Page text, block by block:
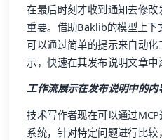
在最后时刻才收到通知去修
重要。借助Baklib的模型上下
可以通过简单的提示来自动
示，快速在其发布说明文章中
工作流展示在发布说明中的内
技术写作者现在可以通过
系统，针对特定问题进行比